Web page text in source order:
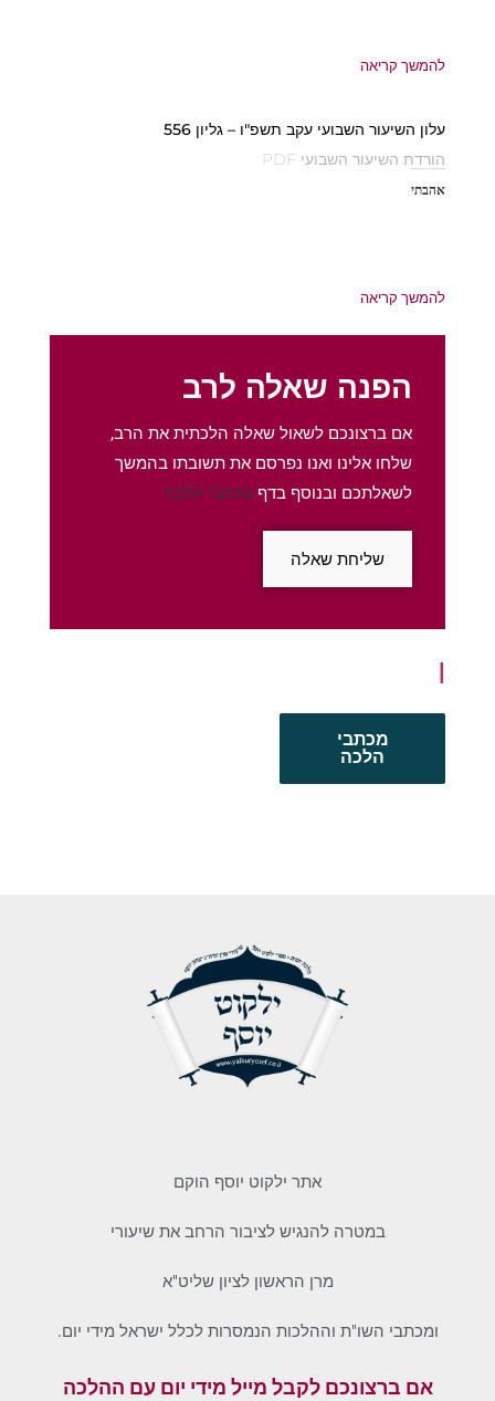
להמשך קריאה
עלון השיעור השבועי עקב תשפ"ו – גליון 556
הורדת השיעור השבועי PDF
אהבתי
להמשך קריאה
הפנה שאלה לרב
אם ברצונכם לשאול שאלה הלכתית את הרב,
שלחו אלינו ואנו נפרסם את תשובתו בהמשך
לשאלתכם ובנוסף בדף מכתבי הלכה
שליחת שאלה
מכתבי
הלכה
אתר ילקוט יוסף הוקם
במטרה להנגיש לציבור הרחב את שיעורי
מרן הראשון לציון שליט"א
ומכתבי השו"ת וההלכות הנמסרות לכלל ישראל מידי יום.
אם ברצונכם לקבל מייל מידי יום עם ההלכה